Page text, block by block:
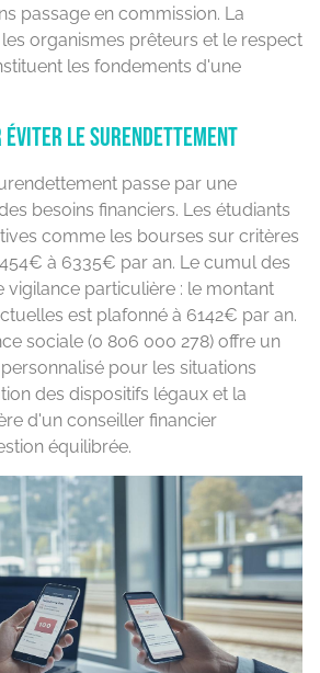
passage en commission. La
organismes prêteurs et le respect
les fondements d'une
éviter le surendettement
passe par une
besoins financiers. Les étudiants
comme les bourses sur critères
à 6335€ par an. Le cumul des
vigilance particulière : le montant
est plafonné à 6142€ par an.
sociale (0 806 000 278) offre un
pour les situations
des dispositifs légaux et la
d'un conseiller financier
équilibrée.